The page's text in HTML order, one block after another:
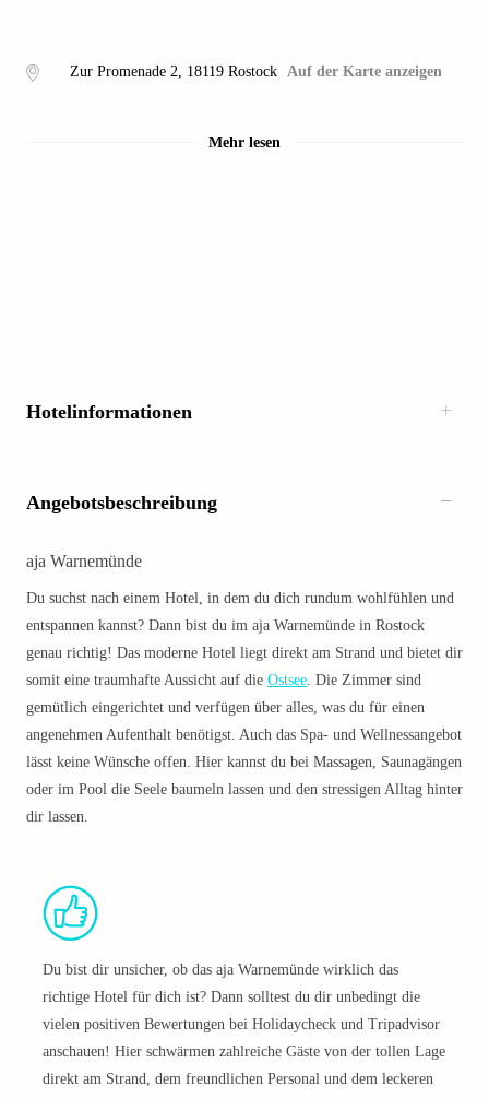
Zur Promenade 2, 18119 Rostock Auf der Karte anzeigen
Mehr lesen
Hotelinformationen
Angebotsbeschreibung
aja Warnemünde
Du suchst nach einem Hotel, in dem du dich rundum wohlfühlen und
entspannen kannst? Dann bist du im aja Warnemünde in Rostock
genau richtig! Das moderne Hotel liegt direkt am Strand und bietet dir
somit eine traumhafte Aussicht auf die Ostsee. Die Zimmer sind
gemütlich eingerichtet und verfügen über alles, was du für einen
angenehmen Aufenthalt benötigst. Auch das Spa- und Wellnessangebot
lässt keine Wünsche offen. Hier kannst du bei Massagen, Saunagängen
oder im Pool die Seele baumeln lassen und den stressigen Alltag hinter
dir lassen.
Du bist dir unsicher, ob das aja Warnemünde wirklich das
richtige Hotel für dich ist? Dann solltest du dir unbedingt die
vielen positiven Bewertungen bei Holidaycheck und Tripadvisor
anschauen! Hier schwärmen zahlreiche Gäste von der tollen Lage
direkt am Strand, dem freundlichen Personal und dem leckeren